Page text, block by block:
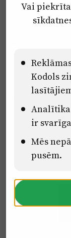
Privātuma politika
Ētikas kodekss
Pārredzamības
Eiropas
2.2. reformu
transformācija un
uzņēmumu
“Mācības
zināšanu
Vai
Kodols
Analītika
ir
Mēs
pusēm.